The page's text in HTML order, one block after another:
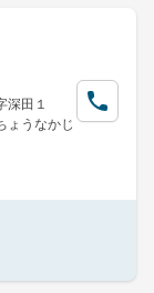
田１
ょうなかじ